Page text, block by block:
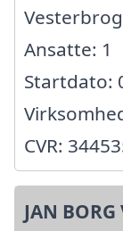
Ansatte: 1
Startdato:
CVR:
JAN